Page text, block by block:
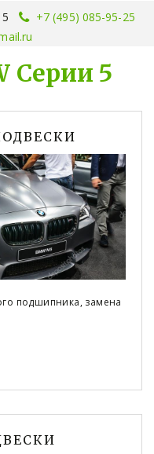
+7 (495) 085-95-25
Серии 5
подшипника, замена